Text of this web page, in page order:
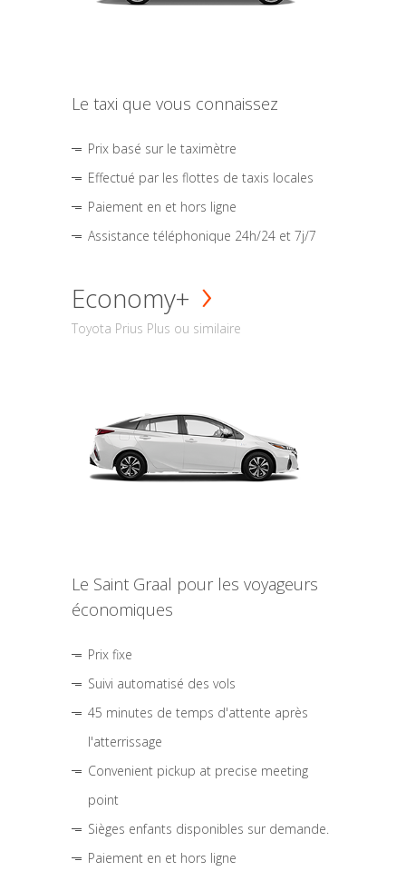
Le taxi que vous connaissez
Prix basé sur le taximètre
Effectué par les flottes de taxis locales
Paiement en et hors ligne
Assistance téléphonique 24h/24 et 7j/7
Economy+
Toyota Prius Plus ou similaire
Le Saint Graal pour les voyageurs
économiques
Prix fixe
Suivi automatisé des vols
45 minutes de temps d'attente après
l'atterrissage
Convenient pickup at precise meeting
point
Sièges enfants disponibles sur demande.
Paiement en et hors ligne